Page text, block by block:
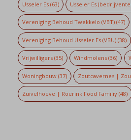
Usseler Es(63) Usseler Es
Vereniging Behoud Twekkelo (VBT)(47)
Vereniging Behoud Usseler Es (VBU)(38)
Vrijwilligers(35) Windmolens (36)
Woningbouw(37) Zoutcavernes |
Zuivelhoeve | Roerink Food Familiy(48)